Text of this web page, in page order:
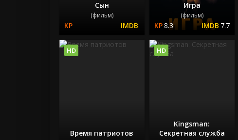
Сын
(фильм)
Игра
(фильм)
8.3 7.7
Время патриотов
HD
Kingsman:
Секретная служба
HD